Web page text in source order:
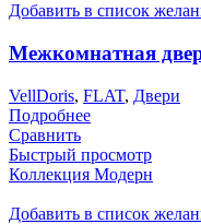
Добавить в список
Межкомнатная
VellDoris, FLAT, Двери
Подробнее
Сравнить
Быстрый просмотр
Коллекция Модерн
Добавить в список